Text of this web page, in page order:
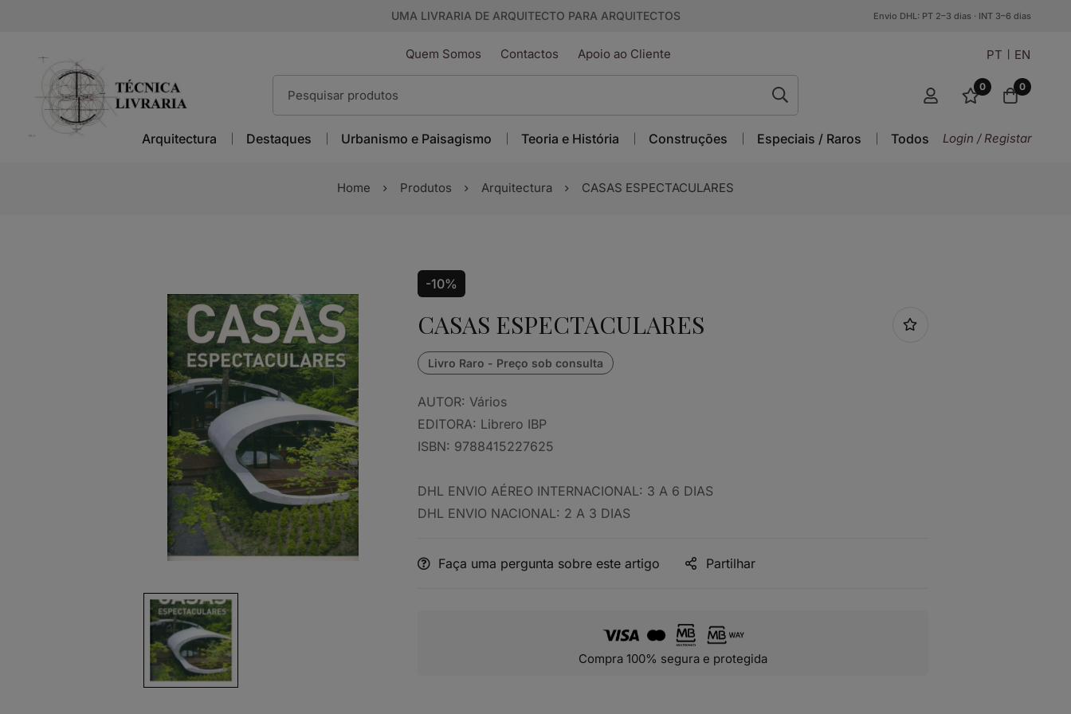
UMA LIVRARIA DE ARQUITECTO PARA ARQUITECTOS Envio DHL: PT 2–3 dias · INT 3–6 dias
Quem Somos Contactos Apoio ao Cliente PT EN
0 0
Arquitectura Destaques Urbanismo e Paisagismo Teoria e História Construções Especiais / Raros Todos Login / Registar
Home Produtos Arquitectura CASAS ESPECTACULARES
-10%
CASAS ESPECTACULARES
AUTOR: Vários
EDITORA: Librero IBP
ISBN: 9788415227625
DHL ENVIO AÉREO INTERNACIONAL: 3 A 6 DIAS
DHL ENVIO NACIONAL: 2 A 3 DIAS
Faça uma pergunta sobre este artigo Partilhar
Compra 100% segura e protegida